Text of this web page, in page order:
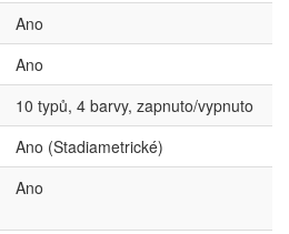
Ano
Ano
10 typů, 4 barvy, zapnuto/vypnuto
Ano (Stadiametrické)
Ano